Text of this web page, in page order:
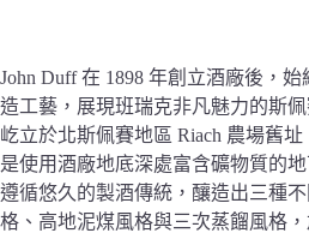
John Duff 在 1898 年創立酒廠後，
造工藝，展現班瑞克非凡魅力的斯
屹立於北斯佩賽地區 Riach 農場舊
是使用酒廠地底深處富含礦物質的
遵循悠久的製酒傳統，釀造出三種
格、高地泥煤風格與三次蒸餾風格